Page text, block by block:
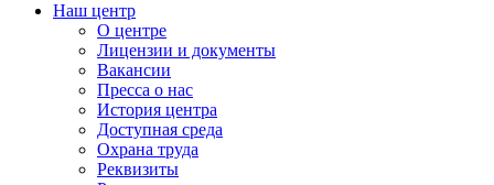
Наш центр
О центре
Лицензии и документы
Вакансии
Пресса о нас
История центра
Доступная среда
Охрана труда
Реквизиты